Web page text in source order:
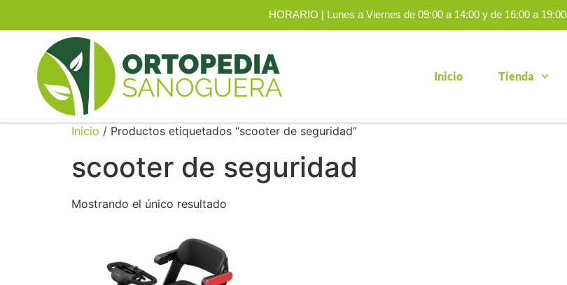
HORARIO | Lunes a Viernes de 09:00 a 14:00 y de 16:00 a 19:00
Inicio Tienda
Inicio / Productos etiquetados “scooter de seguridad”
scooter de seguridad
Mostrando el único resultado